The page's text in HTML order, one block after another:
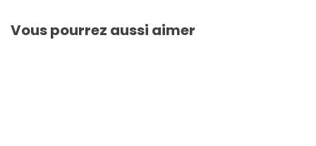
Vous pourrez aussi aimer